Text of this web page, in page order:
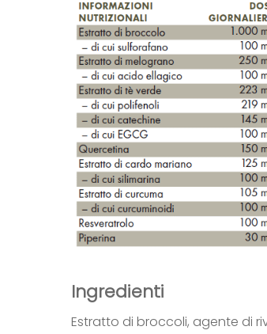
Ingredienti
Estratto di broccoli, agente di